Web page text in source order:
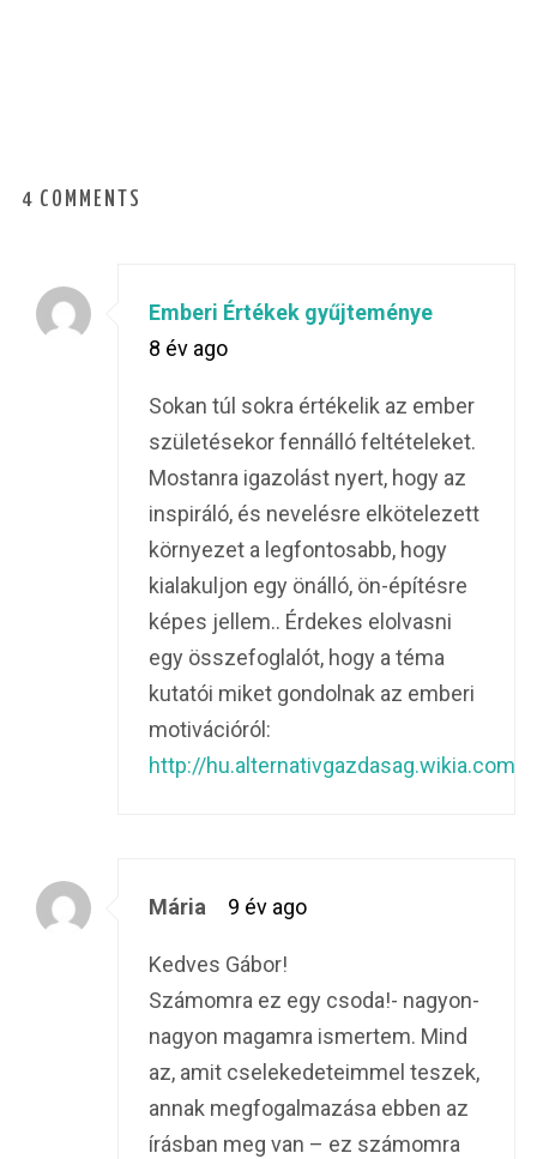
4 COMMENTS
Emberi Értékek gyűjteménye
8 év ago
Sokan túl sokra értékelik az ember
születésekor fennálló feltételeket.
Mostanra igazolást nyert, hogy az
inspiráló, és nevelésre elkötelezett
környezet a legfontosabb, hogy
kialakuljon egy önálló, ön-építésre
képes jellem.. Érdekes elolvasni
egy összefoglalót, hogy a téma
kutatói miket gondolnak az emberi
motivációról:
http://hu.alternativgazdasag.wikia.com/
Mária 9 év ago
Kedves Gábor!
Számomra ez egy csoda!- nagyon-
nagyon magamra ismertem. Mind
az, amit cselekedeteimmel teszek,
annak megfogalmazása ebben az
írásban meg van – ez számomra